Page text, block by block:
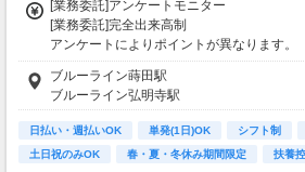
[業務委託]アンケートモニター
[業務委託]完全出来高制
アンケートによりポイントが異なります。
ポイントはネットポイントや電子ギフト券
交換可能です。
※ポイント交換先は変更となる場合があり
＜通常のアンケート＞
様々な商品やサービスの利用状況やご意見
ブルーライン蒔田駅
ブルーライン弘明寺駅
日払い・週払いOK 単発(1日)OK シフト制
土日祝のみOK
春・夏・冬休み期間限定
扶養